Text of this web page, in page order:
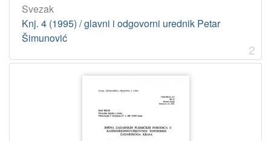
Svezak
Knj. 4 (1995) / glavni i odgovorni urednik Petar
Šimunović
2